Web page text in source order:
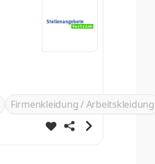
Firmenkleidung / Arbeitskleidung